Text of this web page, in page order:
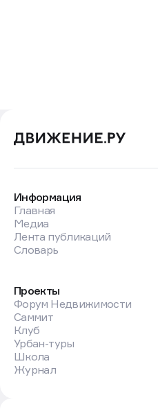
Информация
Главная
Медиа
Лента публикаций
Словарь
Проекты
Форум Недвижимости
Саммит
Клуб
Урбан-туры
Школа
Журнал